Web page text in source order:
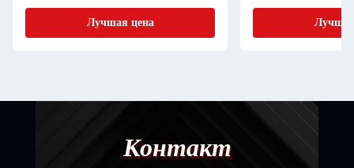
Лучшая цена
Контакт